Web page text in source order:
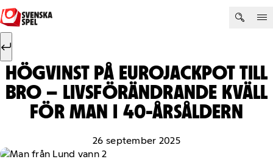
Hoppa till innehåll
Sök efter:
HÖGVINST PÅ EUROJACKPOT TILL
BRO – LIVSFÖRÄNDRANDE KVÄLL
FÖR MAN I 40-ÅRSÅLDERN
26 september 2025